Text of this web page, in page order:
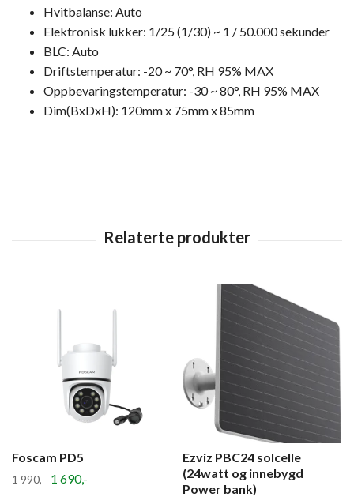
Hvitbalanse: Auto
Elektronisk lukker: 1/25 (1/30) ~ 1 / 50.000 sekunder
BLC: Auto
Driftstemperatur: -20 ~ 70°, RH 95% MAX
Oppbevaringstemperatur: -30 ~ 80°, RH 95% MAX
Dim(BxDxH): 120mm x 75mm x 85mm
Foscam PD5
1 990,- 1 690,-
Ezviz PBC24 solcelle
(24watt og innebygd
Power bank)